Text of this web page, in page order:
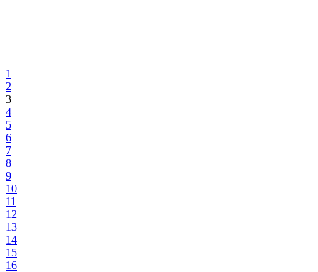
1
2
3
4
5
6
7
8
9
10
11
12
13
14
15
16